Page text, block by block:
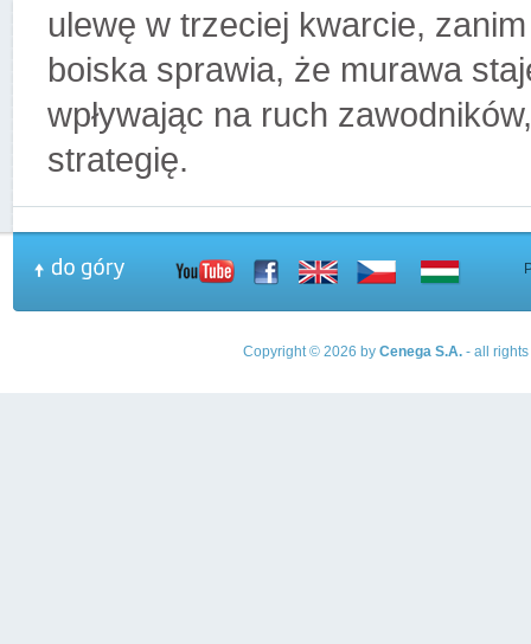
ulewę w trzeciej kwarcie,
boiska sprawia, że murawa
wpływając na ruch
strategię.
Copyright © 2026 by Cenega S.A.- all rights